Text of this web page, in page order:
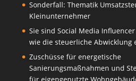
Sonderfall: Thematik
Kleinunternehmer
Sie sind Social Media
wie die steuerliche Abwicklung
Zuschüsse für energetische
Sanierungsmaßnahmen und